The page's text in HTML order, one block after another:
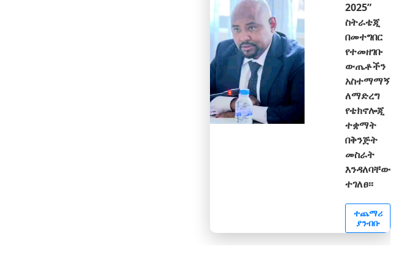
2025”
ስትራቴጂ
በመተግበር
የተመዘገቡ
ውጤቶችን
አስተማማኝ
ለማድረግ
የቴክኖሎጂ
ተቋማት
በቅንጅት
መስራት
እንዳለባቸው
ተገለፀ፡፡
ተጨማሪ
ያንብቡ